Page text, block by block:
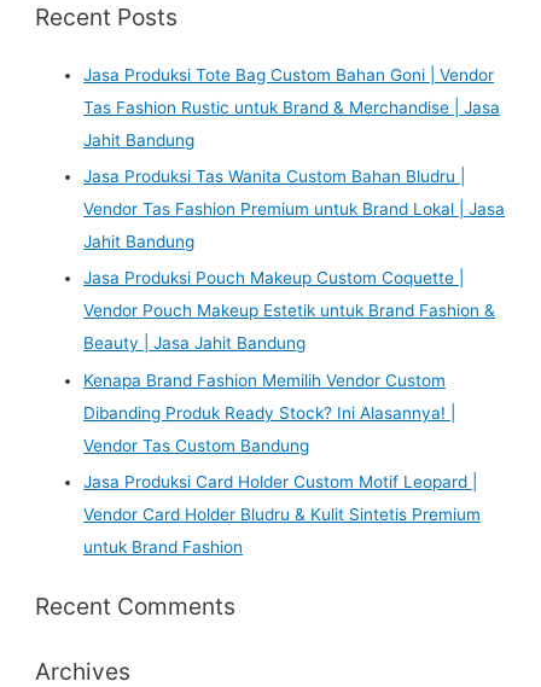
Recent Posts
Jasa Produksi Tote Bag Custom Bahan Goni | Vendor
Tas Fashion Rustic untuk Brand & Merchandise | Jasa
Jahit Bandung
Jasa Produksi Tas Wanita Custom Bahan Bludru |
Vendor Tas Fashion Premium untuk Brand Lokal | Jasa
Jahit Bandung
Jasa Produksi Pouch Makeup Custom Coquette |
Vendor Pouch Makeup Estetik untuk Brand Fashion &
Beauty | Jasa Jahit Bandung
Kenapa Brand Fashion Memilih Vendor Custom
Dibanding Produk Ready Stock? Ini Alasannya! |
Vendor Tas Custom Bandung
Jasa Produksi Card Holder Custom Motif Leopard |
Vendor Card Holder Bludru & Kulit Sintetis Premium
untuk Brand Fashion
Recent Comments
Archives